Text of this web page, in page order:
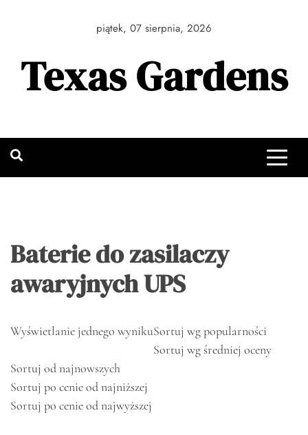
piątek, 07 sierpnia, 2026
Texas Gardens
Baterie do zasilaczy
awaryjnych UPS
Wyświetlanie jednego wynikuSortuj wg popularności
Sortuj wg średniej oceny
Sortuj od najnowszych
Sortuj po cenie od najniższej
Sortuj po cenie od najwyższej